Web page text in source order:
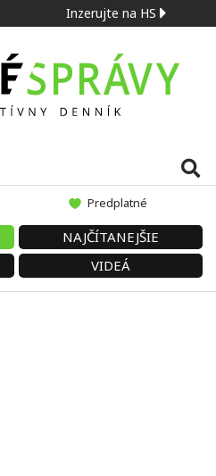
Inzerujte na HS
Predplatné
NAJČÍTANEJŠIE
VIDEÁ